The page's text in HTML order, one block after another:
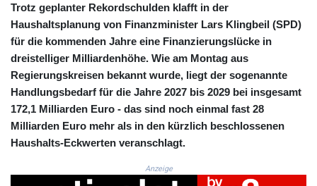
DKK 7.477932
DOP 67.289164
DZD 152.967099
EGP 57.380687
ERN 17.342035
ETB 186.049588
FJD 2.553384
FKP 0.857252
GBP 0.858527
GGP 0.857252
Trotz geplanter Rekordschulden klafft in der
Haushaltsplanung von Finanzminister Lars Klingbeil (SPD)
für die kommenden Jahre eine Finanzierungslücke in
dreistelliger Milliardenhöhe. Wie am Montag aus
Regierungskreisen bekannt wurde, liegt der sogenannte
Handlungsbedarf für die Jahre 2027 bis 2029 bei insgesamt
172,1 Milliarden Euro - das sind noch einmal fast 28
Milliarden Euro mehr als in den kürzlich beschlossenen
Haushalts-Eckwerten veranschlagt.
Anzeige